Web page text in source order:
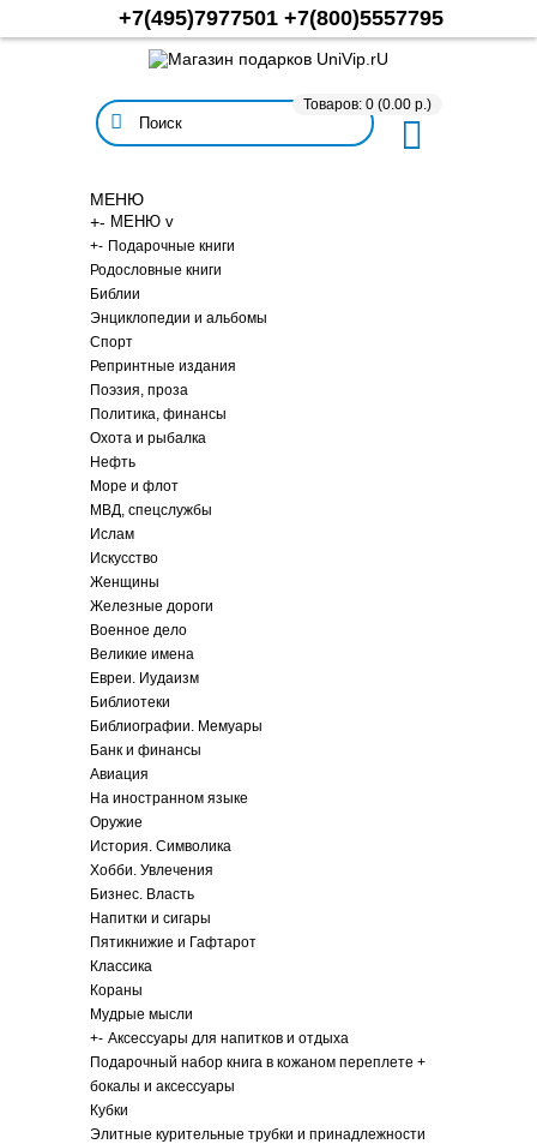
+7(495)7977501 +7(800)5557795
Товаров: 0 (0.00 р.)
МЕНЮ
+- МЕНЮ v
+- Подарочные книги
Родословные книги
Библии
Энциклопедии и альбомы
Спорт
Репринтные издания
Поэзия, проза
Политика, финансы
Охота и рыбалка
Нефть
Море и флот
МВД, спецслужбы
Ислам
Искусство
Женщины
Железные дороги
Военное дело
Великие имена
Евреи. Иудаизм
Библиотеки
Библиографии. Мемуары
Банк и финансы
Авиация
На иностранном языке
Оружие
История. Символика
Хобби. Увлечения
Бизнес. Власть
Напитки и сигары
Пятикнижие и Гафтарот
Классика
Кораны
Мудрые мысли
+- Аксессуары для напитков и отдыха
Подарочный набор книга в кожаном переплете +
бокалы и аксессуары
Кубки
Элитные курительные трубки и принадлежности